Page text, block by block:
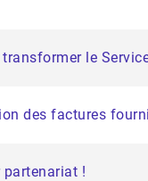
le
des factures
partenariat !